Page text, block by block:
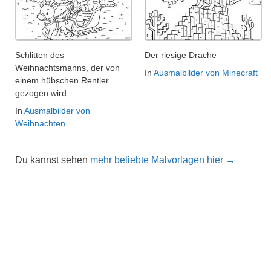
Schlitten des
Weihnachtsmanns, der von
einem hübschen Rentier
gezogen wird
In Ausmalbilder von
Weihnachten
Der riesige Drache
In Ausmalbilder von Minecraft
Du kannst sehen mehr beliebte Malvorlagen hier →